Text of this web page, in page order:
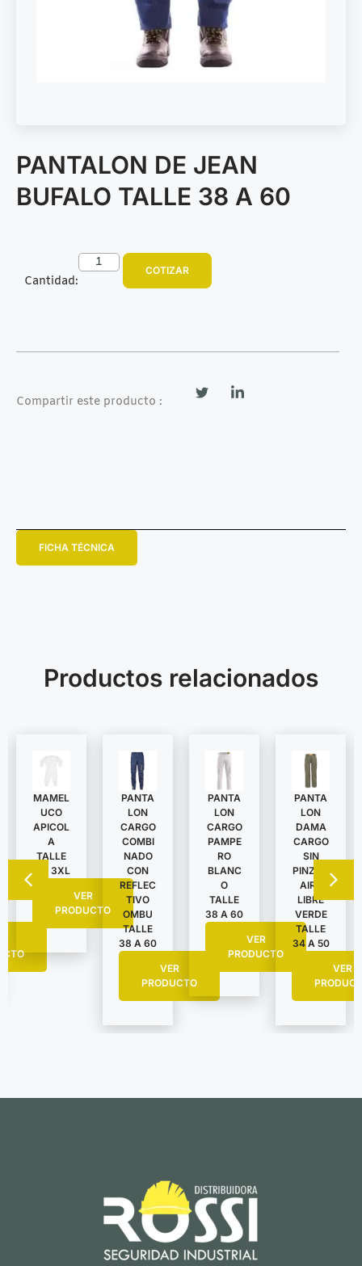
PANTALON DE JEAN
BUFALO TALLE 38 A 60
Cantidad:
COTIZAR
Compartir este producto :
FICHA TÉCNICA
Productos relacionados
MAMEL
UCO
APICOL
A
TALLE
S A 3XL
VER
PRODUCTO
PANTA
LON
CARGO
COMBI
NADO
CON
REFLEC
TIVO
OMBU
TALLE
38 A 60
VER
PRODUCTO
PANTA
LON
CARGO
PAMPE
RO
BLANC
O
TALLE
38 A 60
VER
PRODUCTO
PANTA
LON
DAMA
CARGO
SIN
PINZAS
AIRE
LIBRE
VERDE
TALLE
34 A 50
VER